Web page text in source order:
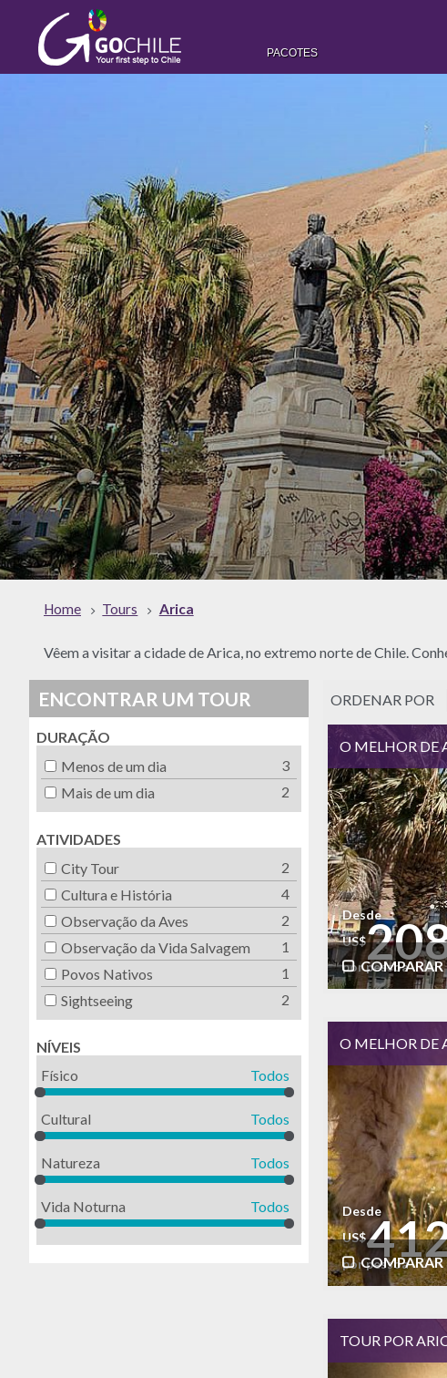
PACOTES
Home Tours Arica
Vêem a visitar a cidade de Arica, no extremo norte de Chile.
ORDENAR POR
O MELHOR DE
Desde
US$
por pessoa
COMPARAR
O MELHOR DE
Desde
US$
por pessoa
COMPARAR
TOUR POR
ENCONTRAR UM TOUR
DURAÇÃO
Menos de um dia
3
Mais de um dia
2
ATIVIDADES
City Tour
2
Cultura e História
4
Observação da Aves
2
Observação da Vida Salvagem
1
Povos Nativos
1
Sightseeing
2
NÍVEIS
Físico
Todos
Cultural Todos
Natureza Todos
Vida Noturna Todos